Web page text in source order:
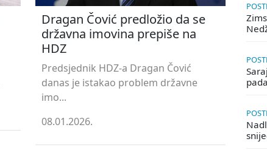
Dragan Čović predložio da se
državna imovina prepiše na
HDZ
Predsjednik HDZ-a Dragan Čović
danas je istakao problem državne
imo...
08.01.2026.